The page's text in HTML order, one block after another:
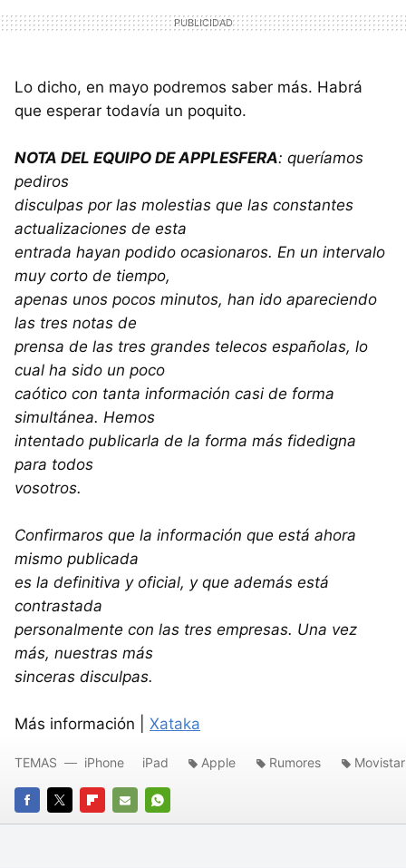
Lo dicho, en mayo podremos saber más. Habrá
que esperar todavía un poquito.
NOTA DEL EQUIPO DE APPLESFERA: queríamos
pediros
disculpas por las molestias que las constantes
actualizaciones de esta
entrada hayan podido ocasionaros. En un intervalo
muy corto de tiempo,
apenas unos pocos minutos, han ido apareciendo
las tres notas de
prensa de las tres grandes telecos españolas, lo
cual ha sido un poco
caótico con tanta información casi de forma
simultánea. Hemos
intentado publicarla de la forma más fidedigna
para todos
vosotros.
Confirmaros que la información que está ahora
mismo publicada
es la definitiva y oficial, y que además está
contrastada
personalmente con las tres empresas. Una vez
más, nuestras más
sinceras disculpas.
Más información | Xataka
FACEBOOK
TWITTERFLIPBOARD
E-
WHATSAPP
TEMAS iPhone iPad Apple Rumores Movistar